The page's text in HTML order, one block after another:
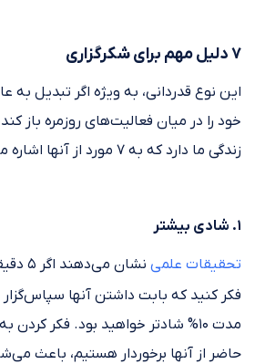
۷ دلیل مهم برای شکرگزاری
این نوع قدردانی، به ویژه اگر تبدیل به
خود را در میان فعالیت‌های روزمره باز
زندگی ما دارد که به ۷ مورد از آنها اشاره می‌کنیم.
۱. شادی بیشتر
تحقیقات علمی
نشان
فکر کنید که بابت داشتن آنها
مدت ۱۰% شادتر خواهید بود. فکر
حاضر از آنها برخوردار هستیم، باعث